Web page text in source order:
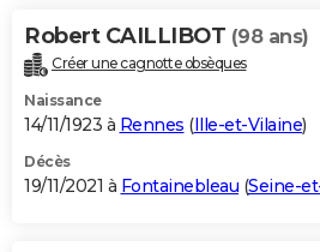
Robert CAILLIBOT (98 ans)
Créer une cagnotte obsèques
Naissance
14/11/1923 à Rennes (Ille-et-Vilaine)
Décès
19/11/2021 à Fontainebleau (Seine-